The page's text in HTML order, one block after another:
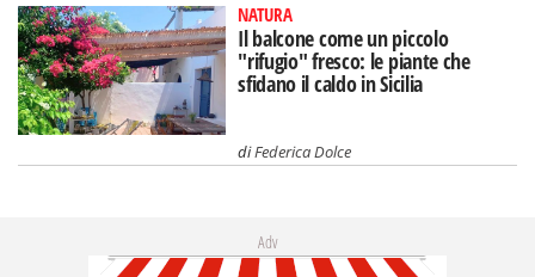
NATURA
Il balcone come un piccolo
"rifugio" fresco: le piante che
sfidano il caldo in Sicilia
diFederica Dolce
Adv